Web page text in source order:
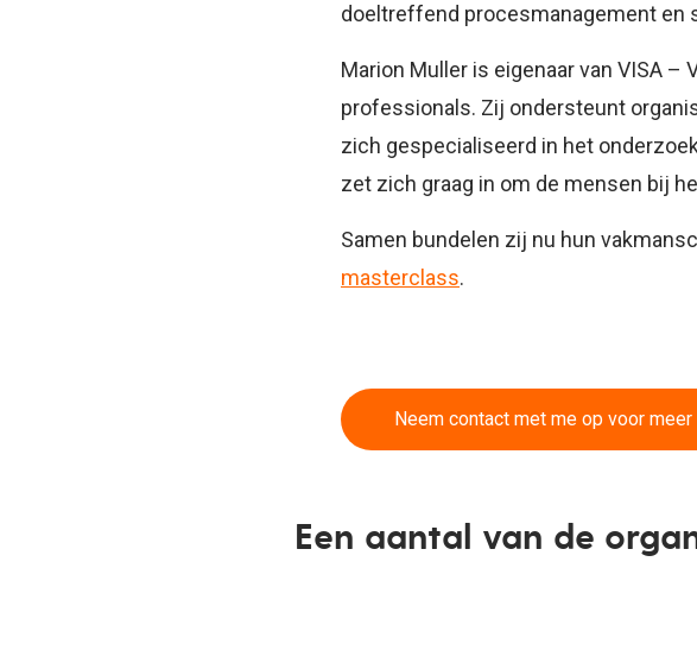
doeltreffend procesmanagement en
Marion Muller is eigenaar van VISA
professionals. Zij ondersteunt
zich gespecialiseerd in het
zet zich graag in om de mensen bij
Samen bundelen zij nu hun
masterclass.
Neem contact met me op voor
Een aantal van de